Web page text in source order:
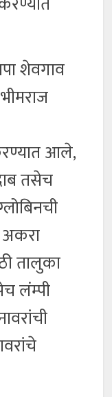
शेवगाव
आले,
तसेच
तालुका
लंम्पी